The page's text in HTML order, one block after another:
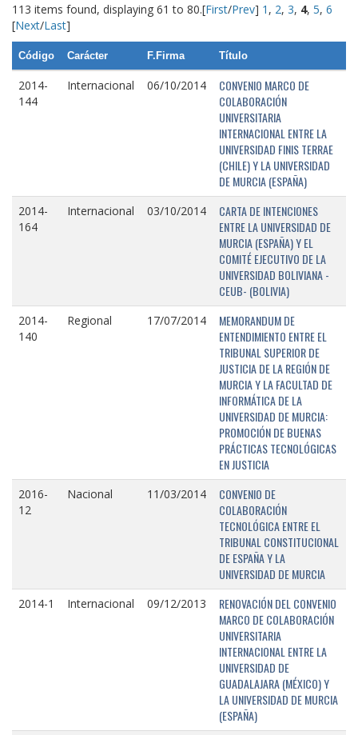
113 items found, displaying 61 to 80.[First/Prev] 1 , 2, 3, 4, 5, 6
[Next/Last]
Código Carácter F.Firma Título
2014-
144
Internacional 06/10/2014
CONVENIO MARCO DE
COLABORACIÓN
UNIVERSITARIA
INTERNACIONAL ENTRE LA
UNIVERSIDAD FINIS TERRAE
(CHILE) Y LA UNIVERSIDAD
DE MURCIA (ESPAÑA)
2014-
164
Internacional 03/10/2014
CARTA DE INTENCIONES
ENTRE LA UNIVERSIDAD DE
MURCIA (ESPAÑA) Y EL
COMITÉ EJECUTIVO DE LA
UNIVERSIDAD BOLIVIANA -
CEUB- (BOLIVIA)
2014-
140
Regional 17/07/2014
MEMORANDUM DE
ENTENDIMIENTO ENTRE EL
TRIBUNAL SUPERIOR DE
JUSTICIA DE LA REGIÓN DE
MURCIA Y LA FACULTAD DE
INFORMÁTICA DE LA
UNIVERSIDAD DE MURCIA:
PROMOCIÓN DE BUENAS
PRÁCTICAS TECNOLÓGICAS
EN JUSTICIA
2016-
12
Nacional 11/03/2014
CONVENIO DE
COLABORACIÓN
TECNOLÓGICA ENTRE EL
TRIBUNAL CONSTITUCIONAL
DE ESPAÑA Y LA
UNIVERSIDAD DE MURCIA
2014-1 Internacional 09/12/2013
RENOVACIÓN DEL CONVENIO
MARCO DE COLABORACIÓN
UNIVERSITARIA
INTERNACIONAL ENTRE LA
UNIVERSIDAD DE
GUADALAJARA (MÉXICO) Y
LA UNIVERSIDAD DE MURCIA
(ESPAÑA)